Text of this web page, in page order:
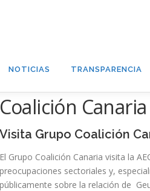
NOTICIAS TRANSPARENCIA
Canaria
Visita Grupo Coalición
El Grupo Coalición Canaria visita la
preocupaciones sectoriales y,
públicamente sobre la relación de